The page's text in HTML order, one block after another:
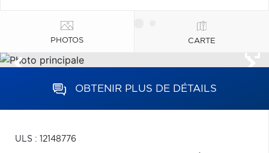
PHOTOS CARTE
OBTENIR PLUS DE DÉTAILS
ULS : 12148776